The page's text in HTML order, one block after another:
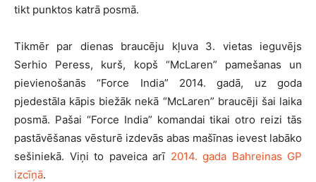
tikt punktos katrā posmā.
Tikmēr par dienas braucēju kļuva 3. vietas ieguvējs
Serhio Peress, kurš, kopš “McLaren” pamešanas un
pievienošanās “Force India” 2014. gadā, uz goda
pjedestāla kāpis biežāk nekā “McLaren” braucēji šai laika
posmā. Pašai “Force India” komandai tikai otro reizi tās
pastāvēšanas vēsturē izdevās abas mašīnas ievest labāko
sešiniekā. Viņi to paveica arī 2014. gada Bahreinas GP
izcīņā.